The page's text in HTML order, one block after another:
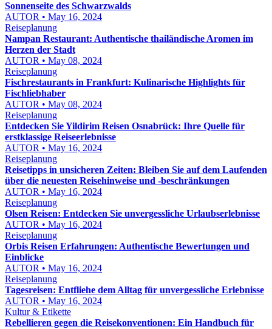
Sonnenseite des Schwarzwalds
AUTOR • May 16, 2024
Reiseplanung
Nampan Restaurant: Authentische thailändische Aromen im
Herzen der Stadt
AUTOR • May 08, 2024
Reiseplanung
Fischrestaurants in Frankfurt: Kulinarische Highlights für
Fischliebhaber
AUTOR • May 08, 2024
Reiseplanung
Entdecken Sie Yildirim Reisen Osnabrück: Ihre Quelle für
erstklassige Reiseerlebnisse
AUTOR • May 16, 2024
Reiseplanung
Reisetipps in unsicheren Zeiten: Bleiben Sie auf dem Laufenden
über die neuesten Reisehinweise und -beschränkungen
AUTOR • May 16, 2024
Reiseplanung
Olsen Reisen: Entdecken Sie unvergessliche Urlaubserlebnisse
AUTOR • May 16, 2024
Reiseplanung
Orbis Reisen Erfahrungen: Authentische Bewertungen und
Einblicke
AUTOR • May 16, 2024
Reiseplanung
Tagesreisen: Entfliehe dem Alltag für unvergessliche Erlebnisse
AUTOR • May 16, 2024
Kultur & Etikette
Rebellieren gegen die Reisekonventionen: Ein Handbuch für